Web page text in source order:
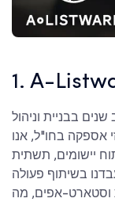
1. A-
שנים בבניית וניהול
אספקה בחו"ל, אנו
יישומים, תשתית
בשיתוף פעולה
וסטארט-אפים, מה